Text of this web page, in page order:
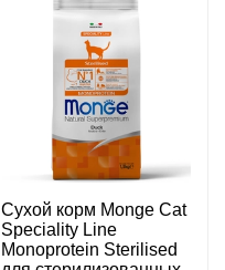
Сухой корм Monge Cat
Speciality Line
Monoprotein Sterilised